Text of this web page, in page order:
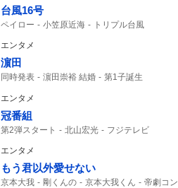
台風16号
ペイロー 小笠原近海
トリプル台風
台風14号
エンタメ
濵田
同時発表 濵田崇裕 結婚
第1子誕生
WEST. 重岡
第1子
エンタメ
冠番組
第2弾スタート 北山宏光 フジテレビ
エンタメ
もう君以外愛せない
京本大我 剛くんの 京本大我くん
帝劇コン